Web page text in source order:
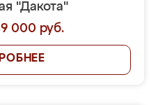
"Дакота"
000 руб.